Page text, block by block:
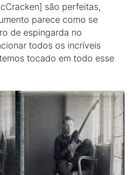
são perfeitas,
parece como se
de espingarda no
todos os incríveis
tocado em todo esse